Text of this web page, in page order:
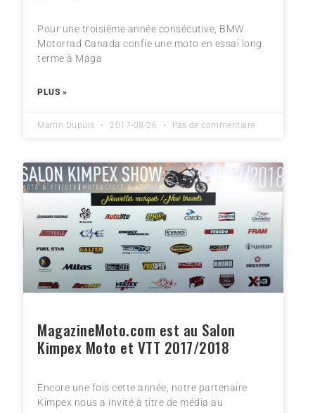
Pour une troisième année consécutive, BMW
Motorrad Canada confie une moto en essai long
terme à Maga
PLUS »
Martin Dupuis 2017-08-26 Pas de commentaire
MagazineMoto.com est au Salon
Kimpex Moto et VTT 2017/2018
Encore une fois cette année, notre partenaire
Kimpex nous a invité à titre de média au